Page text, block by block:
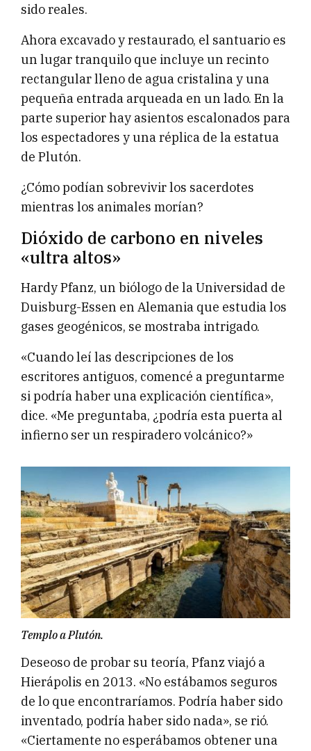
sido reales.
Ahora excavado y restaurado, el santuario es
un lugar tranquilo que incluye un recinto
rectangular lleno de agua cristalina y una
pequeña entrada arqueada en un lado. En la
parte superior hay asientos escalonados para
los espectadores y una réplica de la estatua
de Plutón.
¿Cómo podían sobrevivir los sacerdotes
mientras los animales morían?
Dióxido de carbono en niveles
«ultra altos»
Hardy Pfanz, un biólogo de la Universidad de
Duisburg-Essen en Alemania que estudia los
gases geogénicos, se mostraba intrigado.
«Cuando leí las descripciones de los
escritores antiguos, comencé a preguntarme
si podría haber una explicación científica»,
dice. «Me preguntaba, ¿podría esta puerta al
infierno ser un respiradero volcánico?»
Templo a Plutón.
Deseoso de probar su teoría, Pfanz viajó a
Hierápolis en 2013. «No estábamos seguros
de lo que encontraríamos. Podría haber sido
inventado, podría haber sido nada», se rió.
«Ciertamente no esperábamos obtener una